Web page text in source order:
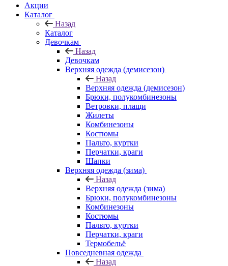
Акции
Каталог
Назад
Каталог
Девочкам
Назад
Девочкам
Верхняя одежда (демисезон)
Назад
Верхняя одежда (демисезон)
Брюки, полукомбинезоны
Ветровки, плащи
Жилеты
Комбинезоны
Костюмы
Пальто, куртки
Перчатки, краги
Шапки
Верхняя одежда (зима)
Назад
Верхняя одежда (зима)
Брюки, полукомбинезоны
Комбинезоны
Костюмы
Пальто, куртки
Перчатки, краги
Термобельё
Повседневная одежда
Назад